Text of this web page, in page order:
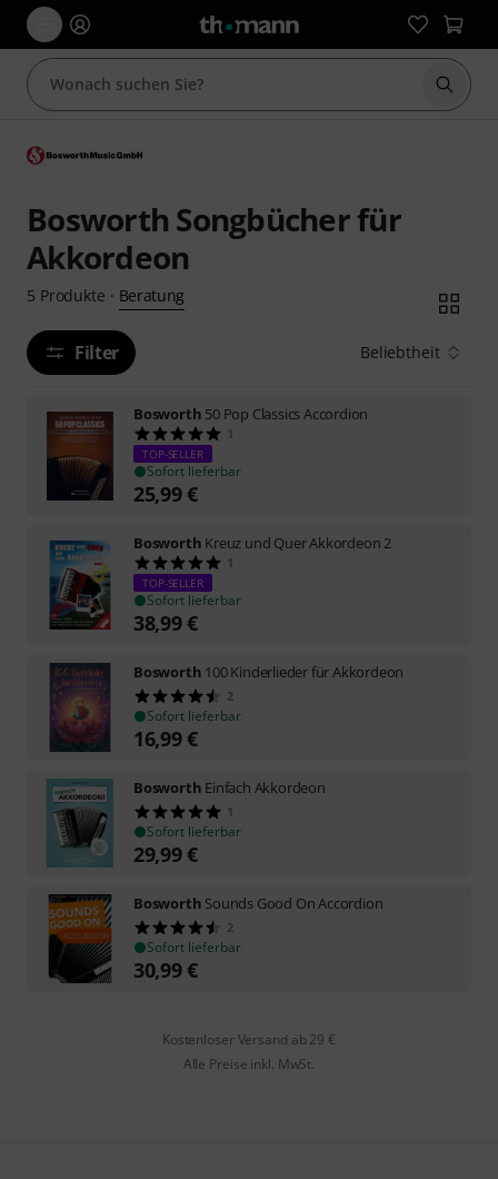
Suche
Bosworth Songbücher für
Akkordeon
5 Produkte · Beratung
Filter Beliebtheit
Bosworth 50 Pop Classics Accordion
1
TOP-SELLER
Sofort lieferbar
25,99€
Bosworth Kreuz und Quer Akkordeon 2
1
TOP-SELLER
Sofort lieferbar
38,99€
Bosworth 100 Kinderlieder für Akkordeon
2
Sofort lieferbar
16,99€
Bosworth Einfach Akkordeon
1
Sofort lieferbar
29,99€
Bosworth Sounds Good On Accordion
2
Sofort lieferbar
30,99€
Kostenloser Versand ab 29 €
Alle Preise inkl. MwSt.